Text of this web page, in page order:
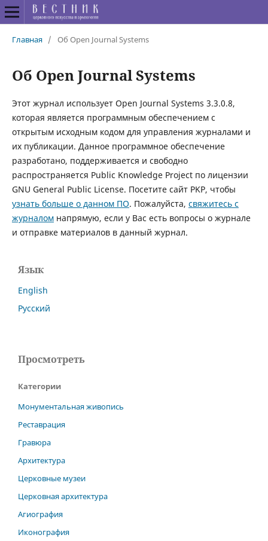
Главная / Об Open Journal Systems
Об Open Journal Systems
Этот журнал использует Open Journal Systems 3.3.0.8,
которая является программным обеспечением с
открытым исходным кодом для управления журналами и
их публикации. Данное программное обеспечение
разработано, поддерживается и свободно
распространяется Public Knowledge Project по лицензии
GNU General Public License. Посетите сайт PKP, чтобы
узнать больше о данном ПО. Пожалуйста, свяжитесь с
журналомнапрямую, если у Вас есть вопросы о журнале
и отправке материалов в данный журнал.
Язык
English
Русский
Просмотреть
Категории
Монументальная живопись
Реставрация
Гравюра
Архитектура
Церковные музеи
Церковная архитектура
Агиография
Иконография